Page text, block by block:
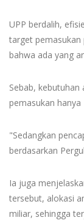
UPP berdalih,
target pemasukan
bahwa ada yang
Sebab,
pemasukan hanya
"Sedangkan
berdasarkan
Ia juga
tersebut, alokasi
miliar, sehingga